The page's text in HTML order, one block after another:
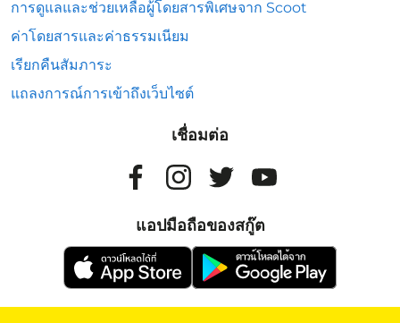
การดูแลและช่วยเหลือผู้โดยสารพิเศษจาก Scoot
ค่าโดยสารและค่าธรรมเนียม
เรียกคืนสัมภาระ
แถลงการณ์การเข้าถึงเว็บไซต์
เชื่อมต่อ
แอปมือถือของสกู๊ต